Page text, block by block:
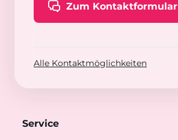
Zum Kontaktformular
Alle Kontaktmöglichkeiten
Service